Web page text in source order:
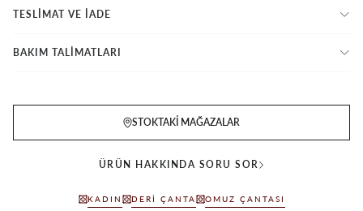
TESLİMAT VE İADE
BAKIM TALİMATLARI
STOKTAKI MAĞAZALAR
ÜRÜN HAKKINDA SORU SOR
KADIN DERI ÇANTA OMUZ ÇANTASI